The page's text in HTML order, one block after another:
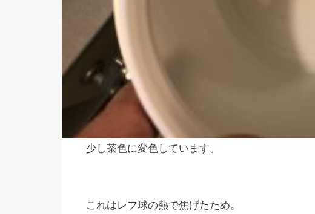
少し茶色に変色しています。
これはレフ球の熱で焦げたため。